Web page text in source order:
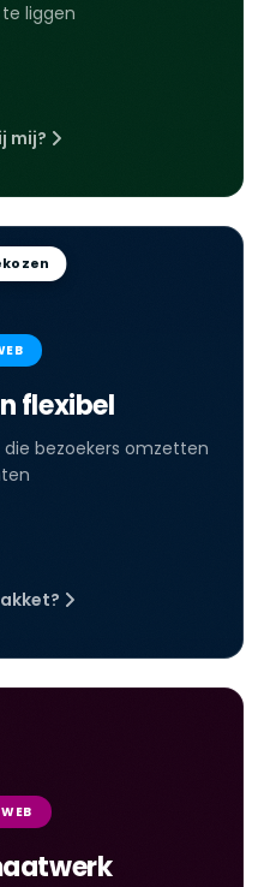
liggen
mij?
flexibel
bezoekers omzetten